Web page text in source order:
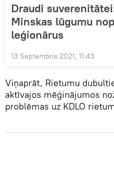
Draudi
Minskas lūgumu
leģionārus
13 Septembris 2021, 11:43
Viņaprāt, Rietumu
aktīvajos mēģinājumos
problēmas uz KDLO